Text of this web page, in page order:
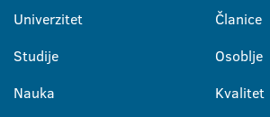
Univerzitet
Studije
Nauka
Članice
Osoblje
Kvalitet